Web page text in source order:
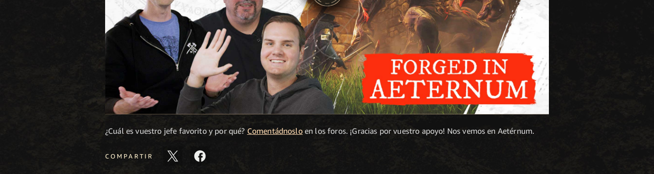
¿Cuál es vuestro jefe favorito y por qué? Comentádnosloen los foros. ¡Gracias por vuestro apoyo! Nos vemos en Aetérnum.
COMPARTIR